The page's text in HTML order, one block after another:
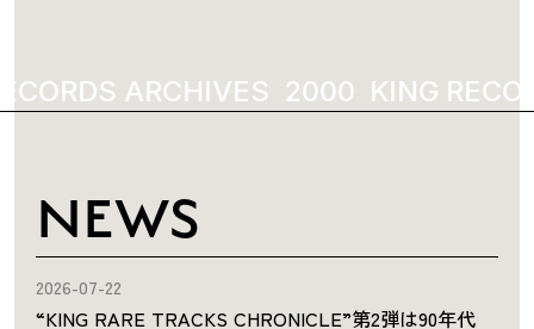
ARCHIVES 2000 KING
NEWS
2026-07-22
“KING RARE TRACKS CHRONICLE”第2弾は90年代